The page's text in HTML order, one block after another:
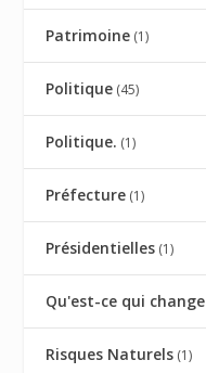
Patrimoine (1)
Politique (45)
Politique. (1)
Préfecture (1)
Présidentielles (1)
Qu'est-ce qui change
Risques Naturels (1)